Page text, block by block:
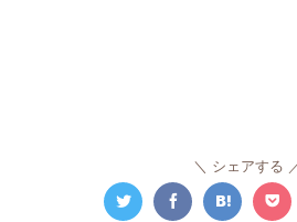
シェアする